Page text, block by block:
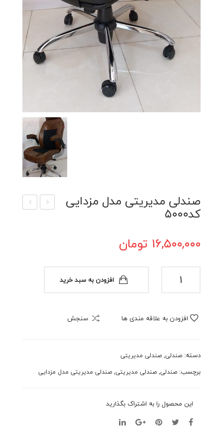
صندلی مدیریتی مدل مزدایی
کد۵۰۰۰
۱۶,۵۰۰,۰۰۰ تومان
مدیریتی
کد۵۰۰۰
افزودن به سبد خرید
افزودن به علاقه مندی ها سنجش
دسته: صندلی,صندلی مدیریتی
برچسب: صندلی,صندلی مدیریتی,صندلی مدیریتی مدل مزدایی
این محصول را به اشتراک بگذارید